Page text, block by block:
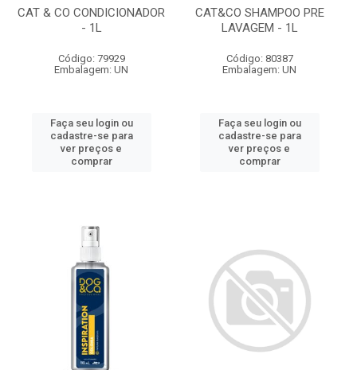
CAT & CO CONDICIONADOR
- 1L
Código: 79929
Embalagem: UN
Faça seu login ou
cadastre-se para
ver preços e
comprar
CAT&CO SHAMPOO PRE
LAVAGEM - 1L
Código: 80387
Embalagem: UN
Faça seu login ou
cadastre-se para
ver preços e
comprar